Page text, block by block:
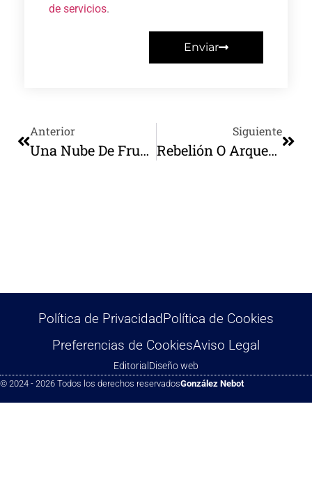
de servicios.
Enviar
Anterior
Una Nube De Frustración Y Desencanto
Siguiente
Rebelión O Arqueología
Política de PrivacidadPolítica de Cookies
Preferencias de CookiesAviso Legal
Editorial Diseño web
© 2024 - 2026 Todos los derechos reservadosGonzález Nebot